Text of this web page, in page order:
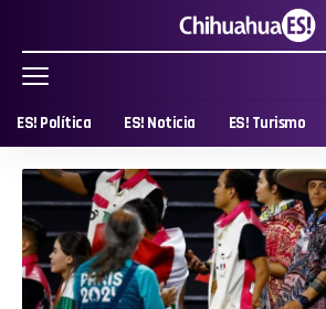
ES! Política ES! Noticia ES! Turismo